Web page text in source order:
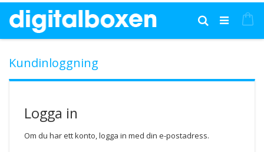
till
innehållet
Sök
Kundinloggning
Logga in
Om du har ett konto, logga in med din e-postadress.